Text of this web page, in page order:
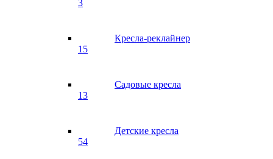
3
Кресла-реклайнер
15
Садовые кресла
13
Детские кресла
54